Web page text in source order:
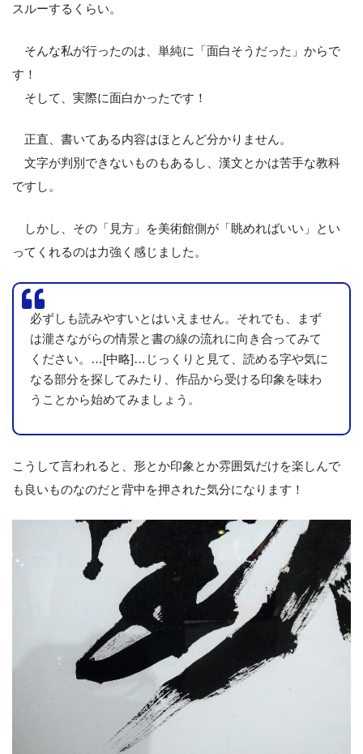
スルーするくらい。
そんな私が行ったのは、単純に「面白そうだった」からで
す！
そして、実際に面白かったです！
正直、書いてある内容はほとんど分かりません。
文字が判別できないものもあるし、漢文とかは苦手な教科
ですし。
しかし、その「見方」を美術館側が「眺めればいい」とい
ってくれるのは力強く感じました。
必ずしも読みやすいとはいえません。それでも、まず
は瀧さながらの情景と書の線の流れに向き合ってみて
ください。…[中略]…じっくりと見て、読める字や気に
なる部分を探してみたり、作品から受ける印象を味わ
うことから始めてみましょう。
こうして言われると、形とか印象とか雰囲気だけを楽しんで
も良いものなのだと背中を押された気分になります！